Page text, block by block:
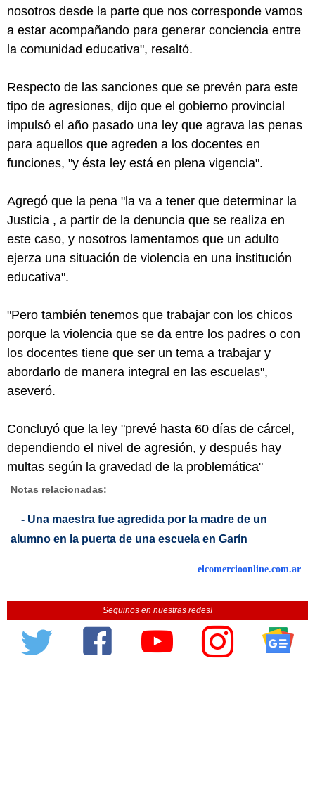
nosotros desde la parte que nos corresponde vamos
a estar acompañando para generar conciencia entre
la comunidad educativa", resaltó.
Respecto de las sanciones que se prevén para este
tipo de agresiones, dijo que el gobierno provincial
impulsó el año pasado una ley que agrava las penas
para aquellos que agreden a los docentes en
funciones, "y ésta ley está en plena vigencia".
Agregó que la pena "la va a tener que determinar la
Justicia , a partir de la denuncia que se realiza en
este caso, y nosotros lamentamos que un adulto
ejerza una situación de violencia en una institución
educativa".
"Pero también tenemos que trabajar con los chicos
porque la violencia que se da entre los padres o con
los docentes tiene que ser un tema a trabajar y
abordarlo de manera integral en las escuelas",
aseveró.
Concluyó que la ley "prevé hasta 60 días de cárcel,
dependiendo el nivel de agresión, y después hay
multas según la gravedad de la problemática"
Notas relacionadas:
- Una maestra fue agredida por la madre de un
alumno en la puerta de una escuela en Garín
elcomercioonline.com.ar
Seguinos en nuestras redes!